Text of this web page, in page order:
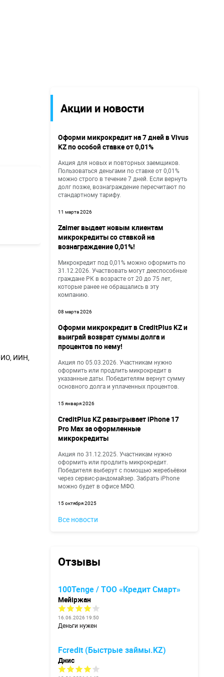
Акции и новости
Оформи микрокредит на 7 дней в Vivus
KZ по особой ставке от 0,01%
Акция для новых и повторных заемщиков.
Пользоваться деньгами по ставке от 0,01%
можно строго в течение 7 дней. Если вернуть
долг позже, вознаграждение пересчитают по
стандартному тарифу.
11 марта 2026
Zaimer выдает новым клиентам
микрокредиты со ставкой на
вознаграждение 0,01%!
Микрокредит под 0,01% можно оформить по
31.12.2026. Участвовать могут дееспособные
граждане РК в возрасте от 20 до 75 лет,
которые ранее не обращались в эту
компанию.
08 марта 2026
Оформи микрокредит в CreditPlus KZ и
выиграй возврат суммы долга и
процентов по нему!
Акция по 05.03.2026. Участникам нужно
оформить или продлить микрокредит в
указанные даты. Победителям вернут сумму
основного долга и уплаченных процентов.
15 января 2026
CreditPlus KZ разыгрывает iPhone 17
Pro Max за оформленные
микрокредиты
Акция по 31.12.2025. Участникам нужно
оформить или продлить микрокредит.
Победителя выберут с помощью жеребьёвки
через сервис-рандомайзер. Забрать iPhone
можно будет в офисе МФО.
15 октября 2025
Все новости
Отзывы
100Tenge / ТОО «Кредит Смарт»
Мейіржан
16.06.2026 19:50
Деньги нужен
Fcredit (Быстрые займы.KZ)
Днис
ИИН,